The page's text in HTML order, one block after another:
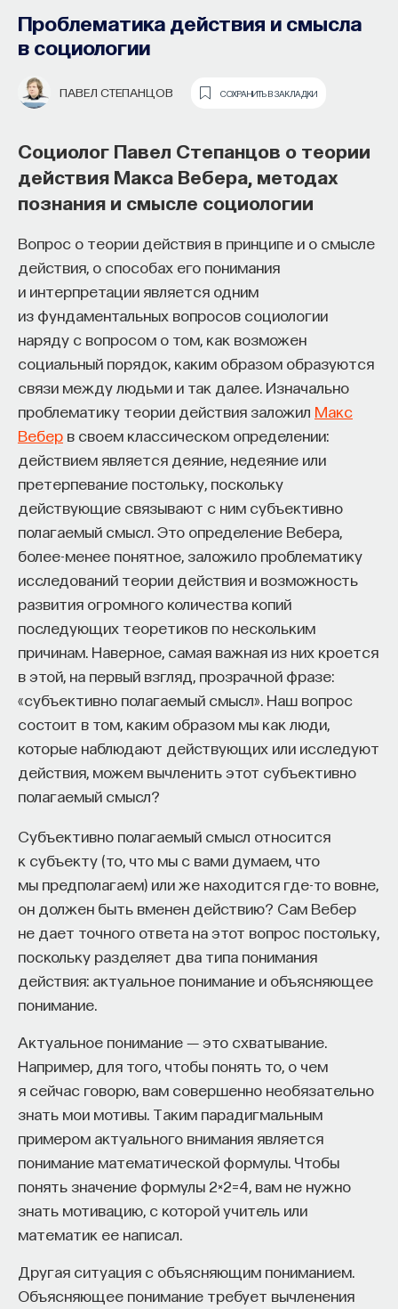
Проблематика действия и смысла
в социологии
ПАВЕЛ СТЕПАНЦОВ СОХРАНИТЬ В ЗАКЛАДКИ
Социолог Павел Степанцов о теории
действия Макса Вебера, методах
познания и смысле социологии
Вопрос о теории действия в принципе и о смысле
действия, о способах его понимания
и интерпретации является одним
из фундаментальных вопросов социологии
наряду с вопросом о том, как возможен
социальный порядок, каким образом образуются
связи между людьми и так далее. Изначально
проблематику теории действия заложил Макс
Вебер в своем классическом определении:
действием является деяние, недеяние или
претерпевание постольку, поскольку
действующие связывают с ним субъективно
полагаемый смысл. Это определение Вебера,
более-менее понятное, заложило проблематику
исследований теории действия и возможность
развития огромного количества копий
последующих теоретиков по нескольким
причинам. Наверное, самая важная из них кроется
в этой, на первый взгляд, прозрачной фразе:
«субъективно полагаемый смысл». Наш вопрос
состоит в том, каким образом мы как люди,
которые наблюдают действующих или исследуют
действия, можем вычленить этот субъективно
полагаемый смысл?
Субъективно полагаемый смысл относится
к субъекту (то, что мы с вами думаем, что
мы предполагаем) или же находится где-то вовне,
он должен быть вменен действию? Сам Вебер
не дает точного ответа на этот вопрос постольку,
поскольку разделяет два типа понимания
действия: актуальное понимание и объясняющее
понимание.
Актуальное понимание ― это схватывание.
Например, для того, чтобы понять то, о чем
я сейчас говорю, вам совершенно необязательно
знать мои мотивы. Таким парадигмальным
примером актуального внимания является
понимание математической формулы. Чтобы
понять значение формулы 2×2=4, вам не нужно
знать мотивацию, с которой учитель или
математик ее написал.
Другая ситуация с объясняющим пониманием.
Объясняющее понимание требует вычленения
Как наши память, потребности,
эмоции, внимание, воля связаны
с передачей сигналов
от нейромедиаторов?
Как устроена наша нервная система
на структурном, клеточном и молекулярном
уровнях? В чем состоит роль нейромедиаторов
при управлении психическими и физическими
процессами? Как появляются зависимость,
утомление, состояние эйфории или азарта?
Каково воздействие на работу мозга гормонов,
иммунной системы?
Ответы на эти и другие вопросы можно найти,
записавшисьна курс «Химия между нейронами:
вещества, которые управляют нами»
Пройдя этот курс, вы научитесь:
— Ориентироваться в общих принципах
работы нашего организма
— Разбираться в биохимических процессах
— Понимать причины нейро- и психопатологий
и эмоций с активностью нейромедиаторов
мозга
Автор курса:
Вячеслав Дубынин
— доктор
факультета МГУ им. М.В. Ломоносова
3/10/2025
НАД МАТЕРИАЛОМ РАБОТАЛИ
Вячеслав Дубынин
кафедры физиологии человека и животных
им. М. В. Ломоносова, специалист в области
физиологии мозга
и публичном пространстве
Гость прямого эфира — Виктор Вахштайн
кандидат социологических наук, профессор,
декан факультета социальных наук Шанинки
(Московской высшей школы социальных
редактором ПостНауки Андреем Бабицким
поговорим о социологии неживого и деградации
публичного пространства в России.
По вторникам и четвергам мы зовем в гости
ученых и говорим с ними о науке и жизни. В Рубке
уже побывали филолог Алексей Вдовин (что
мы знаем о русском литературном каноне
о наблюдении Вселенной
Спиридонов (
что мы знаем о мышлении и решении
задач
5/21/2019
НАПИСАТЬ НАМ
НАД МАТЕРИАЛОМ РАБОТАЛИ
ПостНаука
команда ПостНауки
СОЦИОЛОГИЯ
508 публикаций
СОЦИОЛОГИЯ РАДИОРУБКА